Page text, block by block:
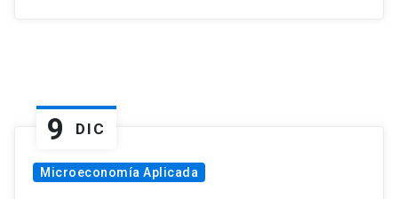
9 DIC
Microeconomía Aplicada